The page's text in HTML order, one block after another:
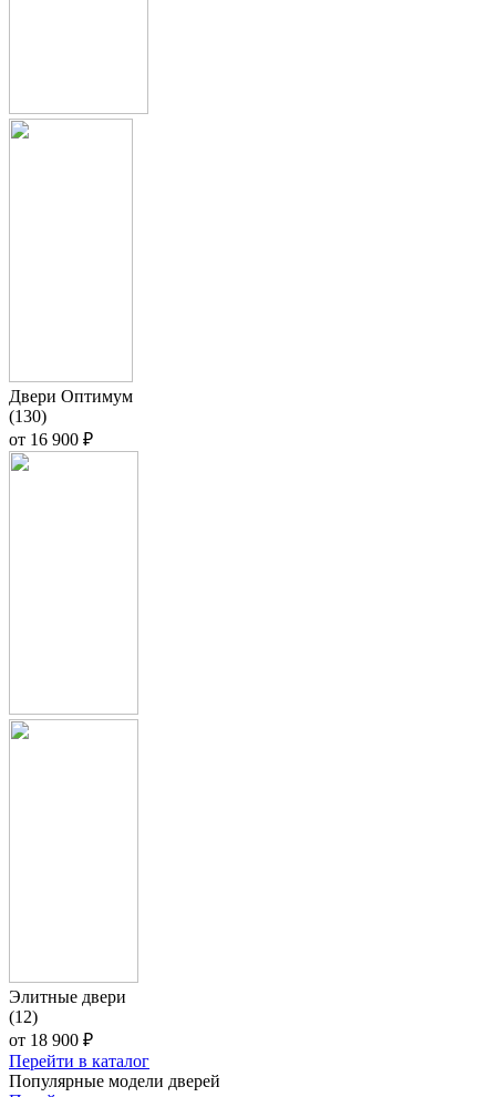
Двери Оптимум
(130)
от 16 900 ₽
Элитные двери
(12)
от 18 900 ₽
Перейти в каталог
Популярные модели дверей